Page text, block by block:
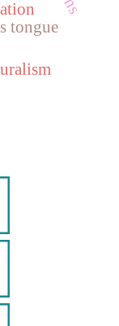
tongue